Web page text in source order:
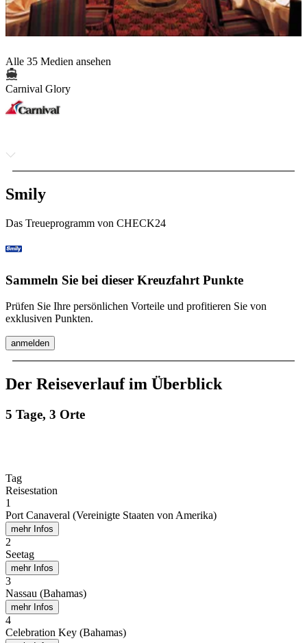
Alle 35 Medien ansehen
Carnival Glory
Smily
Das Treueprogramm von CHECK24
Sammeln Sie bei dieser Kreuzfahrt Punkte
Prüfen Sie Ihre persönlichen Vorteile und profitieren Sie von
exklusiven Punkten.
anmelden
Der Reiseverlauf im Überblick
5 Tage, 3 Orte
Tag
Reisestation
1
Port Canaveral (Vereinigte Staaten von Amerika)
mehr Infos
2
Seetag
mehr Infos
3
Nassau (Bahamas)
mehr Infos
4
Celebration Key (Bahamas)